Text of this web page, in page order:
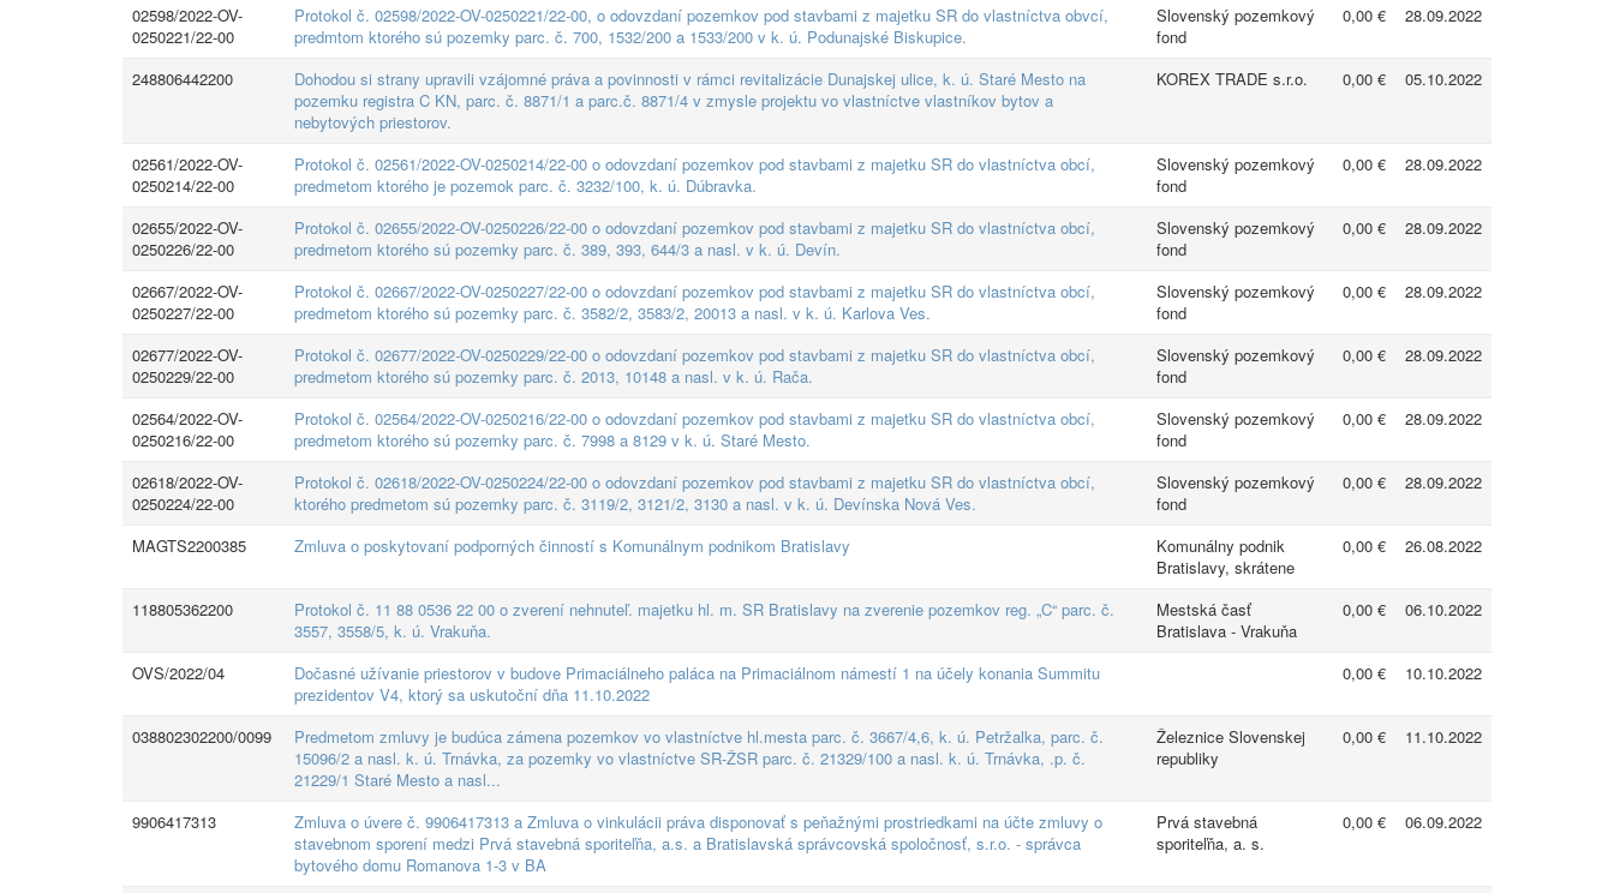
02598/2022-OV-
0250221/22-00
Protokol č. 02598/2022-OV-0250221/22-00, o odovzdaní pozemkov pod stavbami z majetku SR do vlastníctva obvcí,
predmtom ktorého sú pozemky parc. č. 700, 1532/200 a 1533/200 v k. ú. Podunajské Biskupice.
Slovenský pozemkový
fond
0,00 € 28.09.2022
248806442200
Dohodou si strany upravili vzájomné práva a povinnosti v rámci revitalizácie Dunajskej ulice, k. ú. Staré Mesto na
pozemku registra C KN, parc. č. 8871/1 a parc.č. 8871/4 v zmysle projektu vo vlastníctve vlastníkov bytov a
nebytových priestorov.
KOREX TRADE s.r.o. 0,00 € 05.10.2022
02561/2022-OV-
0250214/22-00
Protokol č. 02561/2022-OV-0250214/22-00 o odovzdaní pozemkov pod stavbami z majetku SR do vlastníctva obcí,
predmetom ktorého je pozemok parc. č. 3232/100, k. ú. Dúbravka.
Slovenský pozemkový
fond
0,00 € 28.09.2022
02655/2022-OV-
0250226/22-00
Protokol č. 02655/2022-OV-0250226/22-00 o odovzdaní pozemkov pod stavbami z majetku SR do vlastníctva obcí,
predmetom ktorého sú pozemky parc. č. 389, 393, 644/3 a nasl. v k. ú. Devín.
Slovenský pozemkový
fond
0,00 € 28.09.2022
02667/2022-OV-
0250227/22-00
Protokol č. 02667/2022-OV-0250227/22-00 o odovzdaní pozemkov pod stavbami z majetku SR do vlastníctva obcí,
predmetom ktorého sú pozemky parc. č. 3582/2, 3583/2, 20013 a nasl. v k. ú. Karlova Ves.
Slovenský pozemkový
fond
0,00 € 28.09.2022
02677/2022-OV-
0250229/22-00
Protokol č. 02677/2022-OV-0250229/22-00 o odovzdaní pozemkov pod stavbami z majetku SR do vlastníctva obcí,
predmetom ktorého sú pozemky parc. č. 2013, 10148 a nasl. v k. ú. Rača.
Slovenský pozemkový
fond
0,00 € 28.09.2022
02564/2022-OV-
0250216/22-00
Protokol č. 02564/2022-OV-0250216/22-00 o odovzdaní pozemkov pod stavbami z majetku SR do vlastníctva obcí,
predmetom ktorého sú pozemky parc. č. 7998 a 8129 v k. ú. Staré Mesto.
Slovenský pozemkový
fond
0,00 € 28.09.2022
02618/2022-OV-
0250224/22-00
Protokol č. 02618/2022-OV-0250224/22-00 o odovzdaní pozemkov pod stavbami z majetku SR do vlastníctva obcí,
ktorého predmetom sú pozemky parc. č. 3119/2, 3121/2, 3130 a nasl. v k. ú. Devínska Nová Ves.
Slovenský pozemkový
fond
0,00 € 28.09.2022
MAGTS2200385 Zmluva o poskytovaní podporných činností s Komunálnym podnikom Bratislavy
Komunálny podnik
Bratislavy, skrátene
0,00 € 26.08.2022
118805362200
Protokol č. 11 88 0536 22 00 o zverení nehnuteľ. majetku hl. m. SR Bratislavy na zverenie pozemkov reg. „C“ parc. č.
3557, 3558/5, k. ú. Vrakuňa.
Mestská časť
Bratislava - Vrakuňa
0,00 € 06.10.2022
OVS/2022/04
Dočasné užívanie priestorov v budove Primaciálneho paláca na Primaciálnom námestí 1 na účely konania Summitu
prezidentov V4, ktorý sa uskutoční dňa 11.10.2022
0,00 € 10.10.2022
038802302200/0099
Predmetom zmluvy je budúca zámena pozemkov vo vlastníctve hl.mesta parc. č. 3667/4,6, k. ú. Petržalka, parc. č.
15096/2 a nasl. k. ú. Trnávka, za pozemky vo vlastníctve SR-ŽSR parc. č. 21329/100 a nasl. k. ú. Trnávka, .p. č.
21229/1 Staré Mesto a nasl...
Železnice Slovenskej
republiky
0,00 € 11.10.2022
9906417313
Zmluva o úvere č. 9906417313 a Zmluva o vinkulácii práva disponovať s peňažnými prostriedkami na účte zmluvy o
stavebnom sporení medzi Prvá stavebná sporiteľňa, a.s. a Bratislavská správcovská spoločnosť, s.r.o. - správca
bytového domu Romanova 1-3 v BA
Prvá stavebná
sporiteľňa, a. s.
0,00 € 06.09.2022